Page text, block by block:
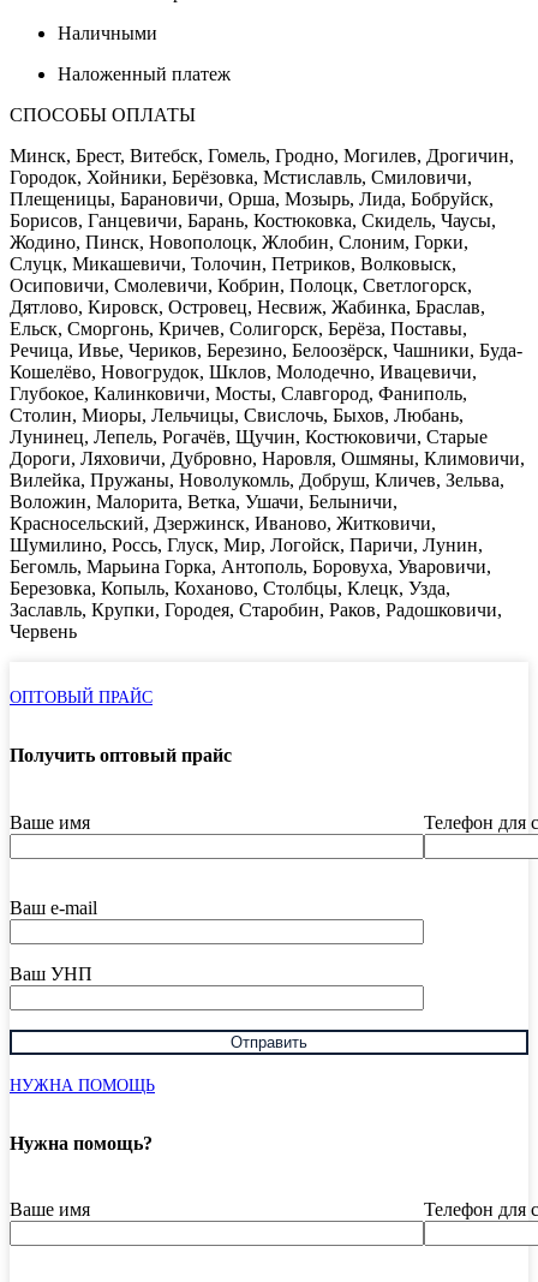
Наличными
Наложенный платеж
СПОСОБЫ ОПЛАТЫ
Минск, Брест, Витебск, Гомель, Гродно, Могилев, Дрогичин,
Городок, Хойники, Берёзовка, Мстиславль, Смиловичи,
Плещеницы, Барановичи, Орша, Мозырь, Лида, Бобруйск,
Борисов, Ганцевичи, Барань, Костюковка, Скидель, Чаусы,
Жодино, Пинск, Новополоцк, Жлобин, Слоним, Горки,
Слуцк, Микашевичи, Толочин, Петриков, Волковыск,
Осиповичи, Смолевичи, Кобрин, Полоцк, Светлогорск,
Дятлово, Кировск, Островец, Несвиж, Жабинка, Браслав,
Ельск, Сморгонь, Кричев, Солигорск, Берёза, Поставы,
Речица, Ивье, Чериков, Березино, Белоозёрск, Чашники, Буда-
Кошелёво, Новогрудок, Шклов, Молодечно, Ивацевичи,
Глубокое, Калинковичи, Мосты, Славгород, Фаниполь,
Столин, Миоры, Лельчицы, Свислочь, Быхов, Любань,
Лунинец, Лепель, Рогачёв, Щучин, Костюковичи, Старые
Дороги, Ляховичи, Дубровно, Наровля, Ошмяны, Климовичи,
Вилейка, Пружаны, Новолукомль, Добруш, Кличев, Зельва,
Воложин, Малорита, Ветка, Ушачи, Белыничи,
Красносельский, Дзержинск, Иваново, Житковичи,
Шумилино, Россь, Глуск, Мир, Логойск, Паричи, Лунин,
Бегомль, Марьина Горка, Антополь, Боровуха, Уваровичи,
Березовка, Копыль, Коханово, Столбцы, Клецк, Узда,
Заславль, Крупки, Городея, Старобин, Раков, Радошковичи,
Червень
ОПТОВЫЙ ПРАЙС
Получить оптовый прайс
Ваше имя Телефон для
Ваш e-mail
Ваш УНП
НУЖНА ПОМОЩЬ
Нужна помощь?
Ваше имя Телефон для